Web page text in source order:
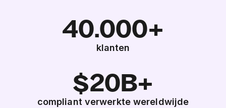
40.000+
klanten
$20B+
compliant verwerkte wereldwijde